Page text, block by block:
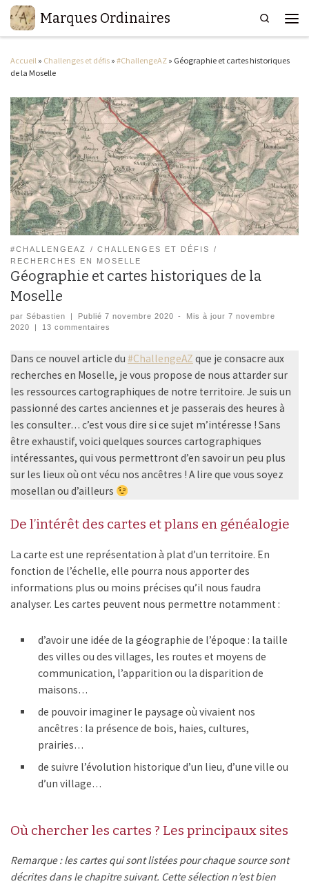
Passer au contenu
Marques Ordinaires
Search
Accueil » Challenges et défis » #ChallengeAZ » Géographie et cartes historiques
de la Moselle
#CHALLENGEAZ
CHALLENGES ET DÉFIS
RECHERCHES EN MOSELLE
Géographie et cartes historiques de la
Moselle
par Sébastien Publié 7 novembre 2020 - Mis à jour 7 novembre
2020
13 commentaires
Dans ce nouvel article du #ChallengeAZ que je consacre aux
recherches en Moselle, je vous propose de nous attarder sur
les ressources cartographiques de notre territoire. Je suis un
passionné des cartes anciennes et je passerais des heures à
les consulter… c’est vous dire si ce sujet m’intéresse ! Sans
être exhaustif, voici quelques sources cartographiques
intéressantes, qui vous permettront d’en savoir un peu plus
sur les lieux où ont vécu nos ancêtres ! A lire que vous soyez
mosellan ou d’ailleurs
De l’intérêt des cartes et plans en généalogie
La carte est une représentation à plat d’un territoire. En
fonction de l’échelle, elle pourra nous apporter des
informations plus ou moins précises qu’il nous faudra
analyser. Les cartes peuvent nous permettre notamment :
d’avoir une idée de la géographie de l’époque : la taille
des villes ou des villages, les routes et moyens de
communication, l’apparition ou la disparition de
maisons…
de pouvoir imaginer le paysage où vivaient nos
ancêtres : la présence de bois, haies, cultures,
prairies…
de suivre l’évolution historique d’un lieu, d’une ville ou
d’un village…
Où chercher les cartes ? Les principaux sites
Remarque : les cartes qui sont listées pour chaque source sont
décrites dans le chapitre suivant. Cette sélection n’est bien